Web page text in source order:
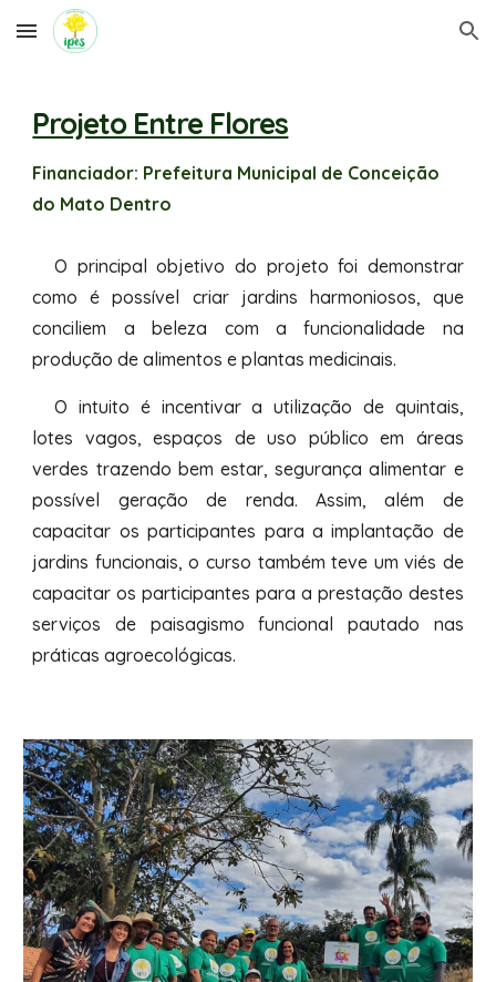
Skip to main content Skip to navigation
Projeto Entre Flores
Financiador: Prefeitura Municipal de Conceição
do Mato Dentro
O principal objetivo do projeto foi demonstrar
como é possível criar jardins harmoniosos, que
conciliem a beleza com a funcionalidade na
produção de alimentos e plantas medicinais.
O intuito é incentivar a utilização de quintais,
lotes vagos, espaços de uso público em áreas
verdes trazendo bem estar, segurança alimentar e
possível geração de renda. Assim, além de
capacitar os participantes para a implantação de
jardins funcionais, o curso também teve um viés de
capacitar os participantes para a prestação destes
serviços de paisagismo funcional pautado nas
práticas agroecológicas.